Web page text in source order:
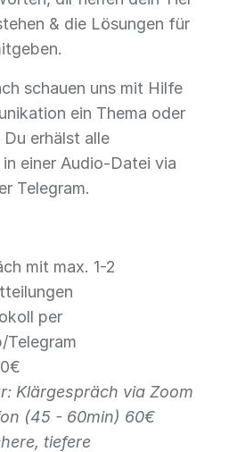
& die Lösungen für
schauen uns mit Hilfe
ein Thema oder
Du erhälst alle
einer Audio-Datei via
Telegram.
mit max. 1-2
per
Telegram
Klärgespräch via Zoom
(45 - 60min) 60€
tiefere